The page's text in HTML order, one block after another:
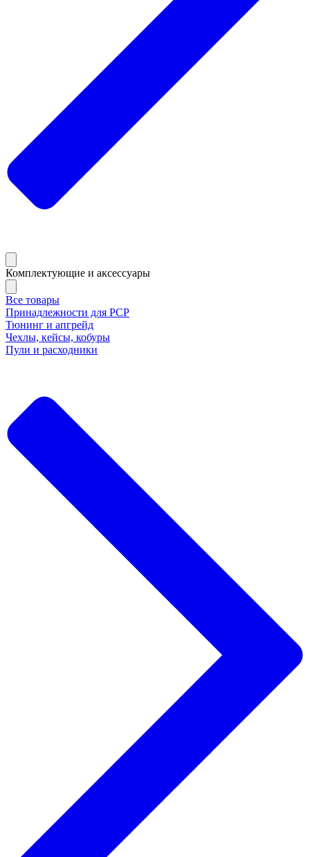
Комплектующие и аксессуары
Все товары
Принадлежности для РСР
Тюнинг и апгрейд
Чехлы, кейсы, кобуры
Пули и расходники